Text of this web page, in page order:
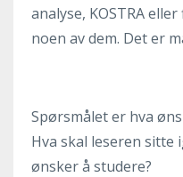
analyse, KOSTRA
noen av dem. Det er
Spørsmålet er hva
Hva skal leseren sitte
ønsker å studere?